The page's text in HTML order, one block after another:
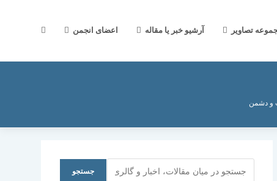
تصاویر آرشیو خبر یا مقاله اعضای انجمن جستجوی
و دشمن
جستجو